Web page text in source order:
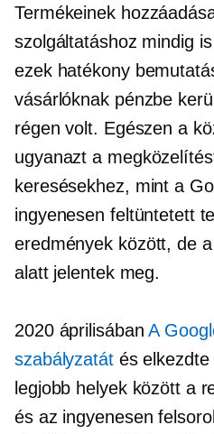
Termékeinek
szolgáltatáshoz mindig
ezek hatékony
vásárlóknak pénzbe
régen volt. Egészen a
ugyanazt a
keresésekhez, mint a
ingyenesen feltüntetett
eredmények között, de
alatt jelentek meg.
2020 áprilisábanA
szabályzatátés elkezdte
legjobb helyek között a
és az ingyenesen